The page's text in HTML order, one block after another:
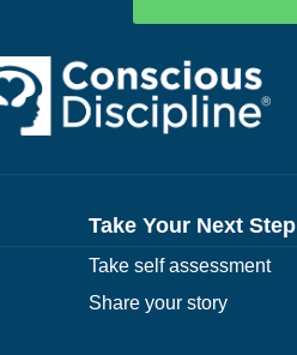
Take Your Next Step
Take self assessment
Share your story